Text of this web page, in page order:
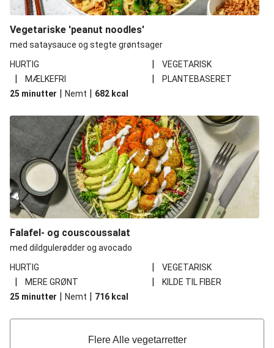
Vegetariske 'peanut noodles'
med sataysauce og stegte grøntsager
HURTIG
| VEGETARISK
| MÆLKEFRI |
PLANTEBASERET
25 minutter | Nemt | 682 kcal
Falafel- og couscoussalat
med dildgulerødder og avocado
HURTIG
| VEGETARISK
| MERE GRØNT |
KILDE TIL FIBER
25 minutter | Nemt | 716 kcal
Flere Alle vegetarretter